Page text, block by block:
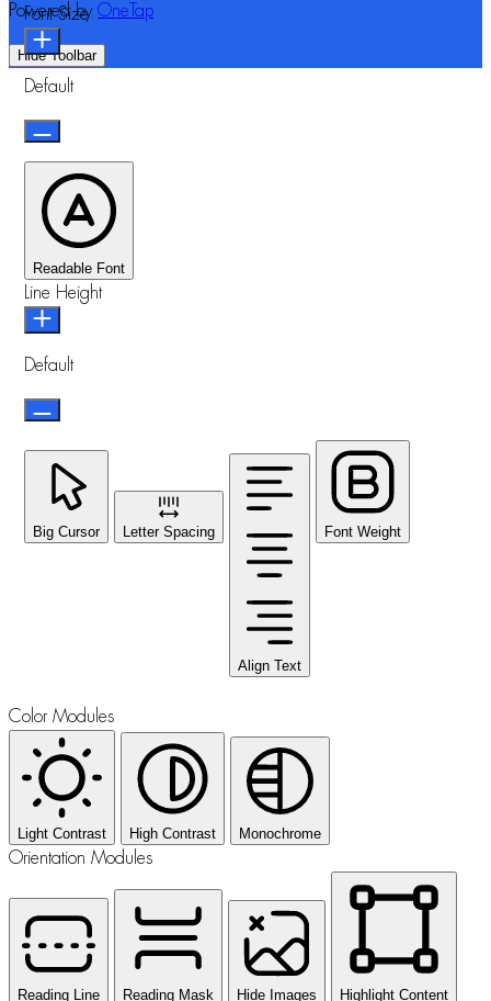
Powered by OneTap
Hide Toolbar
Font Size
Default
Readable Font
Line Height
Default
Big Cursor Letter Spacing
Align Text
Font Weight
Color Modules
Light Contrast High Contrast Monochrome
Orientation Modules
Reading Line Reading Mask Hide Images Highlight Content